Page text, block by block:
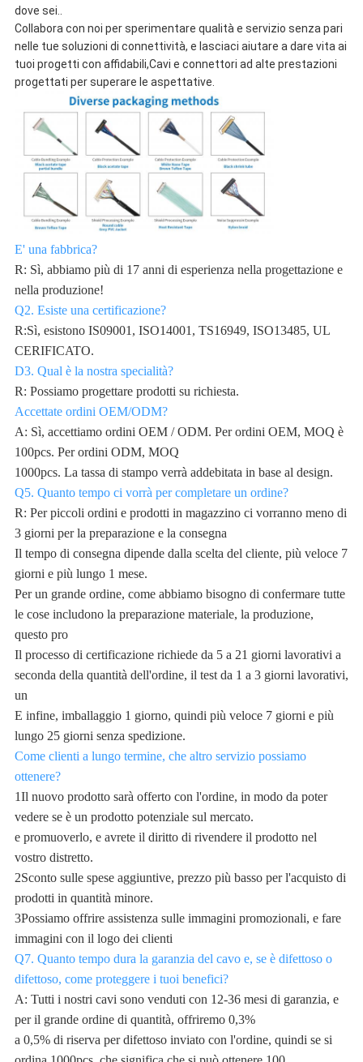
dove sei..
Collabora con noi per sperimentare qualità e servizio senza pari
nelle tue soluzioni di connettività, e lasciaci aiutare a dare vita ai
tuoi progetti con affidabili,Cavi e connettori ad alte prestazioni
progettati per superare le aspettative.
E' una fabbrica?
R: Sì, abbiamo più di 17 anni di esperienza nella progettazione e
nella produzione!
Q2. Esiste una certificazione?
R:Sì, esistono IS09001, ISO14001, TS16949, ISO13485, UL
CERIFICATO.
D3. Qual è la nostra specialità?
R: Possiamo progettare prodotti su richiesta.
Accettate ordini OEM/ODM?
A: Sì, accettiamo ordini OEM / ODM. Per ordini OEM, MOQ è
100pcs. Per ordini ODM, MOQ
1000pcs. La tassa di stampo verrà addebitata in base al design.
Q5. Quanto tempo ci vorrà per completare un ordine?
R: Per piccoli ordini e prodotti in magazzino ci vorranno meno di
3 giorni per la preparazione e la consegna
Il tempo di consegna dipende dalla scelta del cliente, più veloce 7
giorni e più lungo 1 mese.
Per un grande ordine, come abbiamo bisogno di confermare tutte
le cose includono la preparazione materiale, la produzione,
questo pro
Il processo di certificazione richiede da 5 a 21 giorni lavorativi a
seconda della quantità dell'ordine, il test da 1 a 3 giorni lavorativi,
un
E infine, imballaggio 1 giorno, quindi più veloce 7 giorni e più
lungo 25 giorni senza spedizione.
Come clienti a lungo termine, che altro servizio possiamo
ottenere?
1Il nuovo prodotto sarà offerto con l'ordine, in modo da poter
vedere se è un prodotto potenziale sul mercato.
e promuoverlo, e avrete il diritto di rivendere il prodotto nel
vostro distretto.
2Sconto sulle spese aggiuntive, prezzo più basso per l'acquisto di
prodotti in quantità minore.
3Possiamo offrire assistenza sulle immagini promozionali, e fare
immagini con il logo dei clienti
Q7. Quanto tempo dura la garanzia del cavo e, se è difettoso o
difettoso, come proteggere i tuoi benefici?
A: Tutti i nostri cavi sono venduti con 12-36 mesi di garanzia, e
per il grande ordine di quantità, offriremo 0,3%
a 0,5% di riserva per difettoso inviato con l'ordine, quindi se si